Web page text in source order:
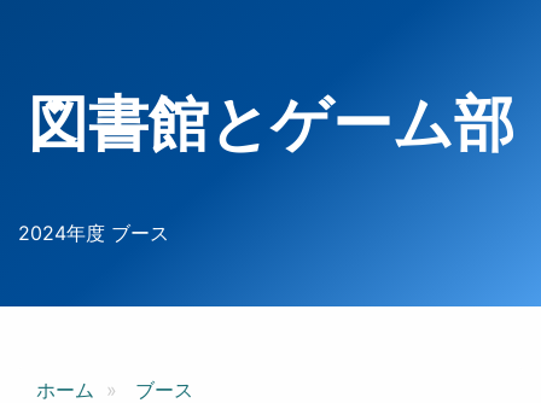
図書館とゲーム部
2024年度 ブース
ホーム ブース